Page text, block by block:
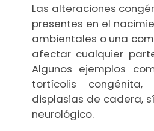
Las alteraciones
presentes en el
ambientales o una
afectar cualquier
Algunos ejemplos
tortícolis congénita,
displasias de cadera,
neurológico.